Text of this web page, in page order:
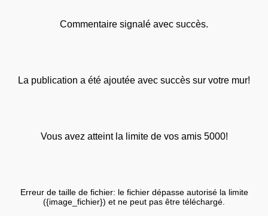
Commentaire signalé avec succès.
La publication a été ajoutée avec succès sur votre mur!
Vous avez atteint la limite de vos amis 5000!
Erreur de taille de fichier: le fichier dépasse autorisé la limite
({image_fichier}) et ne peut pas être téléchargé.